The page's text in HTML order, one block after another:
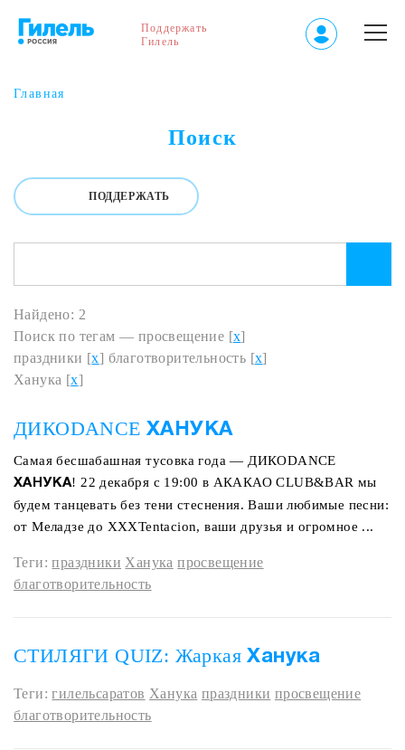
Поддержать
Гилель
Главная
Поиск
ПОДДЕРЖАТЬ
Найдено: 2
Поиск по тегам — просвещение [x]
праздники [x] благотворительность [x]
Ханука [x]
ДИКОDANCE ХАНУКА
Самая бесшабашная тусовка года — ДИКОDANCE
ХАНУКА! 22 декабря с 19:00 в АКАКАО CLUB&BAR мы
будем танцевать без тени стеснения. Ваши любимые песни:
от Меладзе до XXXTentacion, ваши друзья и огромное ...
Теги:праздники Ханука просвещение
благотворительность
СТИЛЯГИ QUIZ: ЖаркаяХанука
Теги:гилельсаратов Ханука праздники просвещение
благотворительность